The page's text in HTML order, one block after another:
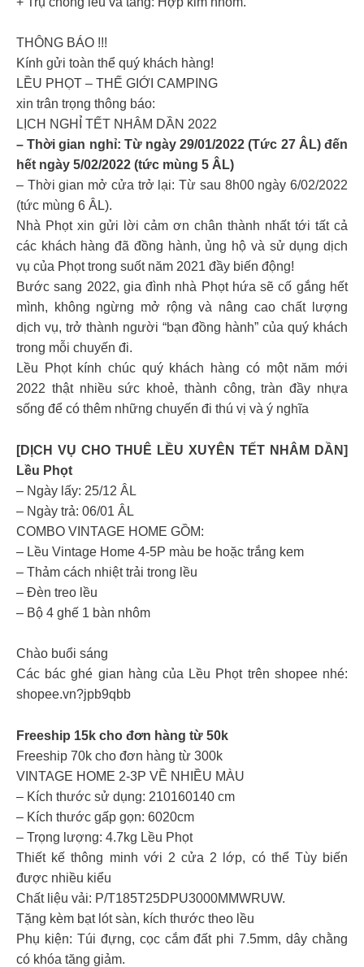
THÔNG BÁO !!!
Kính gửi toàn thể quý khách hàng!
LỀU PHỌT – THẾ GIỚI CAMPING
xin trân trọng thông báo:
LỊCH NGHỈ TẾT NHÂM DẦN 2022
– Thời gian nghỉ: Từ ngày 29/01/2022 (Tức 27 ÂL) đến
hết ngày 5/02/2022 (tức mùng 5 ÂL)
– Thời gian mở cửa trở lại: Từ sau 8h00 ngày 6/02/2022
(tức mùng 6 ÂL).
Nhà Phọt xin gửi lời cảm ơn chân thành nhất tới tất cả
các khách hàng đã đồng hành, ủng hộ và sử dụng dịch
vụ của Phọt trong suốt năm 2021 đầy biến động!
Bước sang 2022, gia đình nhà Phọt hứa sẽ cố gắng hết
mình, không ngừng mở rộng và nâng cao chất lượng
dịch vụ, trở thành người “bạn đồng hành” của quý khách
trong mỗi chuyến đi.
Lều Phọt kính chúc quý khách hàng có một năm mới
2022 thật nhiều sức khoẻ, thành công, tràn đầy nhựa
sống để có thêm những chuyến đi thú vị và ý nghĩa
[DỊCH VỤ CHO THUÊ LỀU XUYÊN TẾT NHÂM DẦN]
Lều Phọt
– Ngày lấy: 25/12 ÂL
– Ngày trả: 06/01 ÂL
COMBO VINTAGE HOME GỒM:
– Lều Vintage Home 4-5P màu be hoặc trắng kem
– Thảm cách nhiệt trải trong lều
– Đèn treo lều
– Bộ 4 ghế 1 bàn nhôm
Chào buổi sáng
Các bác ghé gian hàng của Lều Phọt trên shopee nhé:
shopee.vn?jpb9qbb
Freeship 15k cho đơn hàng từ 50k
Freeship 70k cho đơn hàng từ 300k
VINTAGE HOME 2-3P VỀ NHIỀU MÀU
– Kích thước sử dụng: 210160140 cm
– Kích thước gấp gọn: 6020cm
– Trọng lượng: 4.7kg Lều Phọt
Thiết kế thông minh với 2 cửa 2 lớp, có thể Tùy biến
được nhiều kiểu
Chất liệu vải: P/T185T25DPU3000MMWRUW.
Tặng kèm bạt lót sàn, kích thước theo lều
Phụ kiện: Túi đựng, cọc cắm đất phi 7.5mm, dây chằng
có khóa tăng giảm.